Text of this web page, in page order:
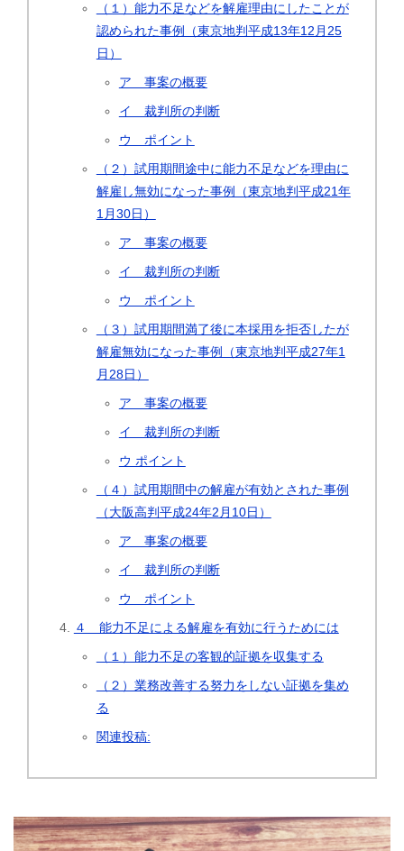
（１）能力不足などを解雇理由にしたことが
認められた事例（東京地判平成13年12月25
日）
ア 事案の概要
イ 裁判所の判断
ウ ポイント
（２）試用期間途中に能力不足などを理由に
解雇し無効になった事例（東京地判平成21年
1月30日）
ア 事案の概要
イ 裁判所の判断
ウ ポイント
（３）試用期間満了後に本採用を拒否したが
解雇無効になった事例（東京地判平成27年1
月28日）
ア 事案の概要
イ 裁判所の判断
ウ ポイント
（４）試用期間中の解雇が有効とされた事例
（大阪高判平成24年2月10日）
ア 事案の概要
イ 裁判所の判断
ウ ポイント
４ 能力不足による解雇を有効に行うためには
（１）能力不足の客観的証拠を収集する
（２）業務改善する努力をしない証拠を集め
る
関連投稿: